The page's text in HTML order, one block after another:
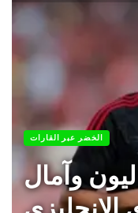
الخضر عبر القارات
وآمال